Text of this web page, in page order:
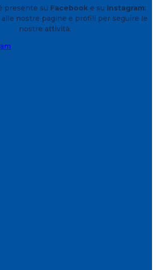
presente su Facebook e su Instagram:
alle nostre pagine e profili per seguire le
nostre attività.